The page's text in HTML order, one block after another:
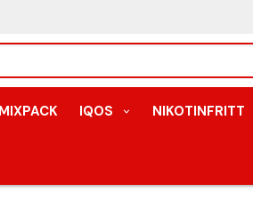
MIXPACK IQOS NIKOTINFRITT